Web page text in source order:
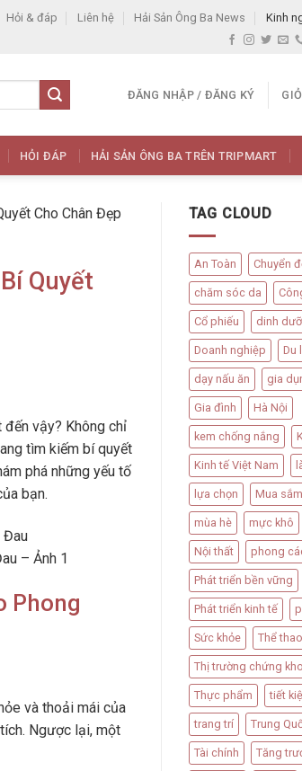
Hỏi & đáp Liên hệ Hải Sản Ông Ba News Kinh
ĐĂNG NHẬP / ĐĂNG KÝ
HỎI ĐÁP HẢI SẢN ÔNG BA TRÊN TRIPMART
Cho Chân Đẹp
Quyết
đến vậy? Không chỉ
tìm kiếm bí quyết
phá những yếu tố
bạn.
– Ảnh 1
Phong
và thoải mái của
Ngược lại, một
TAG CLOUD
An Toàn Chuyển
chăm sóc da
Cổ phiếu dinh
Doanh nghiệp Du
dạy nấu ăn gia
Gia đình Hà Nội
kem chống nắng
Kinh tế Việt Nam
lựa chọn Mua sắm
mùa hè mực khô
Nội thất phong
Phát triển bền vững
Phát triển kinh tế
Sức khỏe Thể thao
Thị trường chứng
Thực phẩm tiết
trang trí Trung
Tài chính Tăng